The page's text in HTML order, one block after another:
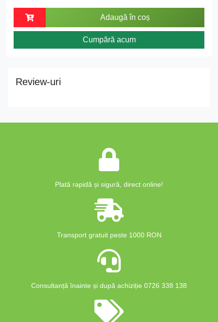
Adaugă în coș
Cumpără acum
Review-uri
Plată rapidă și sigură, direct online!
Transport gratuit peste 1000 RON
Consultanță înainte și după achiziție 0726 338 138